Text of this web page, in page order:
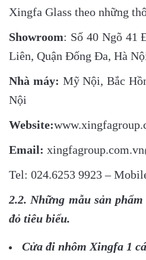
Xingfa Glass theo những
Showroom: Số 40 Ngõ 41
Liên, Quận Đống Đa, Hà
Nhà máy: Mỹ Nội, Bắc
Nội
Website:
Email:
Tel: 024.6253 9923 –
2.2. Những mẫu sản
đỏ tiêu biểu.
Cửa đi nhôm Xingfa 1